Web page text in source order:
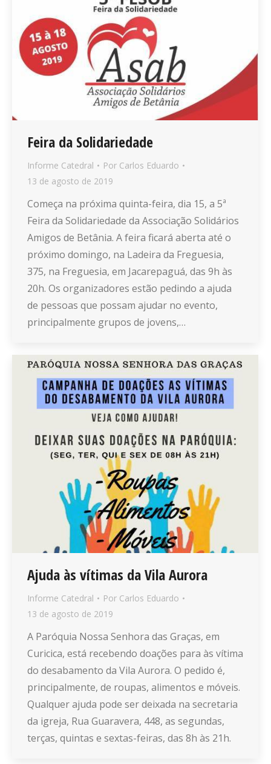
Feira da Solidariedade
Informe Catedral Por Carlos Eduardo
13 de agosto de 2019
Começa na próxima quinta-feira, dia 15, a 5ª
Feira da Solidariedade da Associação Solidários
Amigos de Betânia. A feira ficará aberta até o
próximo domingo, na Ladeira da Freguesia,
375, na Freguesia, em Jacarepaguá, das 9h às
20h. Os organizadores estão pedindo a ajuda
de pessoas que possam ajudar no evento,
principalmente grupos de jovens,…
Ajuda às vítimas da Vila Aurora
Informe Catedral Por Carlos Eduardo
13 de agosto de 2019
A Paróquia Nossa Senhora das Graças, em
Curicica, está recebendo doações para às vítima
do desabamento da Vila Aurora. O pedido é,
principalmente, de roupas, alimentos e móveis.
Qualquer ajuda pode ser deixada na secretaria
da igreja, Rua Guaravera, 448, as segundas,
terças, quintas e sextas-feiras, das 8h às 21h.